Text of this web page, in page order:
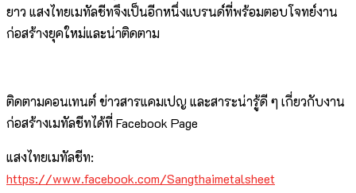
ยาว แสงไทยเมทัลชีทจึงเป็นอีกหนึ่งแบรนด์ที่พร้อมตอบโจทย์งาน
ก่อสร้างยุคใหม่และน่าติดตาม
ติดตามคอนเทนต์ ข่าวสารแคมเปญ และสาระน่ารู้ดี ๆ เกี่ยวกับงาน
ก่อสร้างเมทัลชีทได้ที่ Facebook Page
แสงไทยเมทัลชีท:
https://www.facebook.com/Sangthaimetalsheet